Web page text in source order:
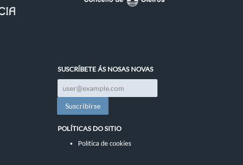
SUSCRÍBETE ÁS NOSAS NOVAS
POLÍTICAS DO SITIO
Política de cookies